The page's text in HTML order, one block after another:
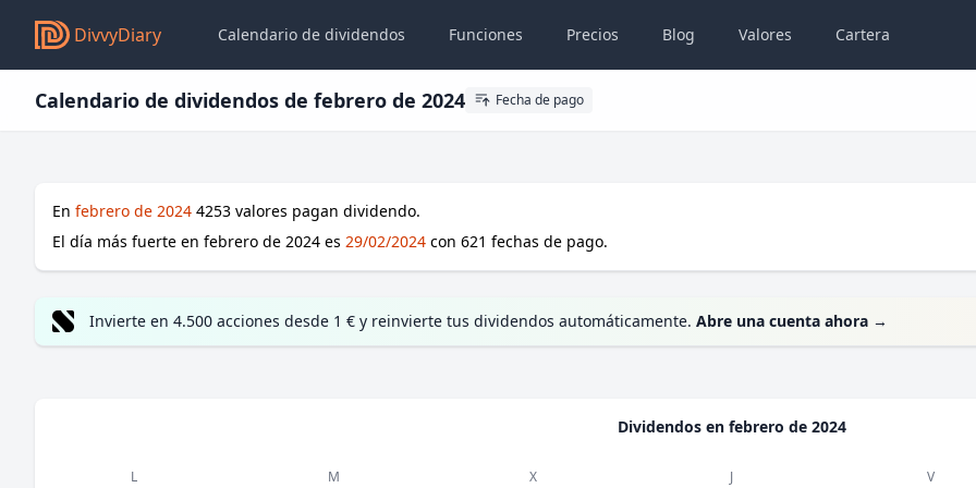
DivvyDiary Calendario de dividendos Funciones Precios Blog Valores Cartera
Calendario de dividendos de febrero de 2024 Fecha de pago
En febrero de 2024 4253 valores pagan dividendo.
El día más fuerte en febrero de 2024 es 29/02/2024 con 621 fechas de pago.
Invierte en 4.500 acciones desde 1 € y reinvierte tus dividendos automáticamente. Abre una cuenta ahora →
Dividendos en febrero de 2024
L M X J V